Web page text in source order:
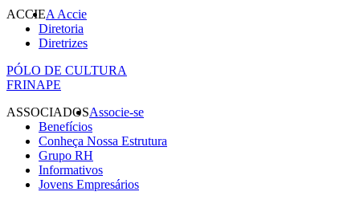
ACCIEA Accie
Diretoria
Diretrizes
PÓLO DE CULTURA
FRINAPE
ASSOCIADOSAssocie-se
Benefícios
Conheça Nossa Estrutura
Grupo RH
Informativos
Jovens Empresários